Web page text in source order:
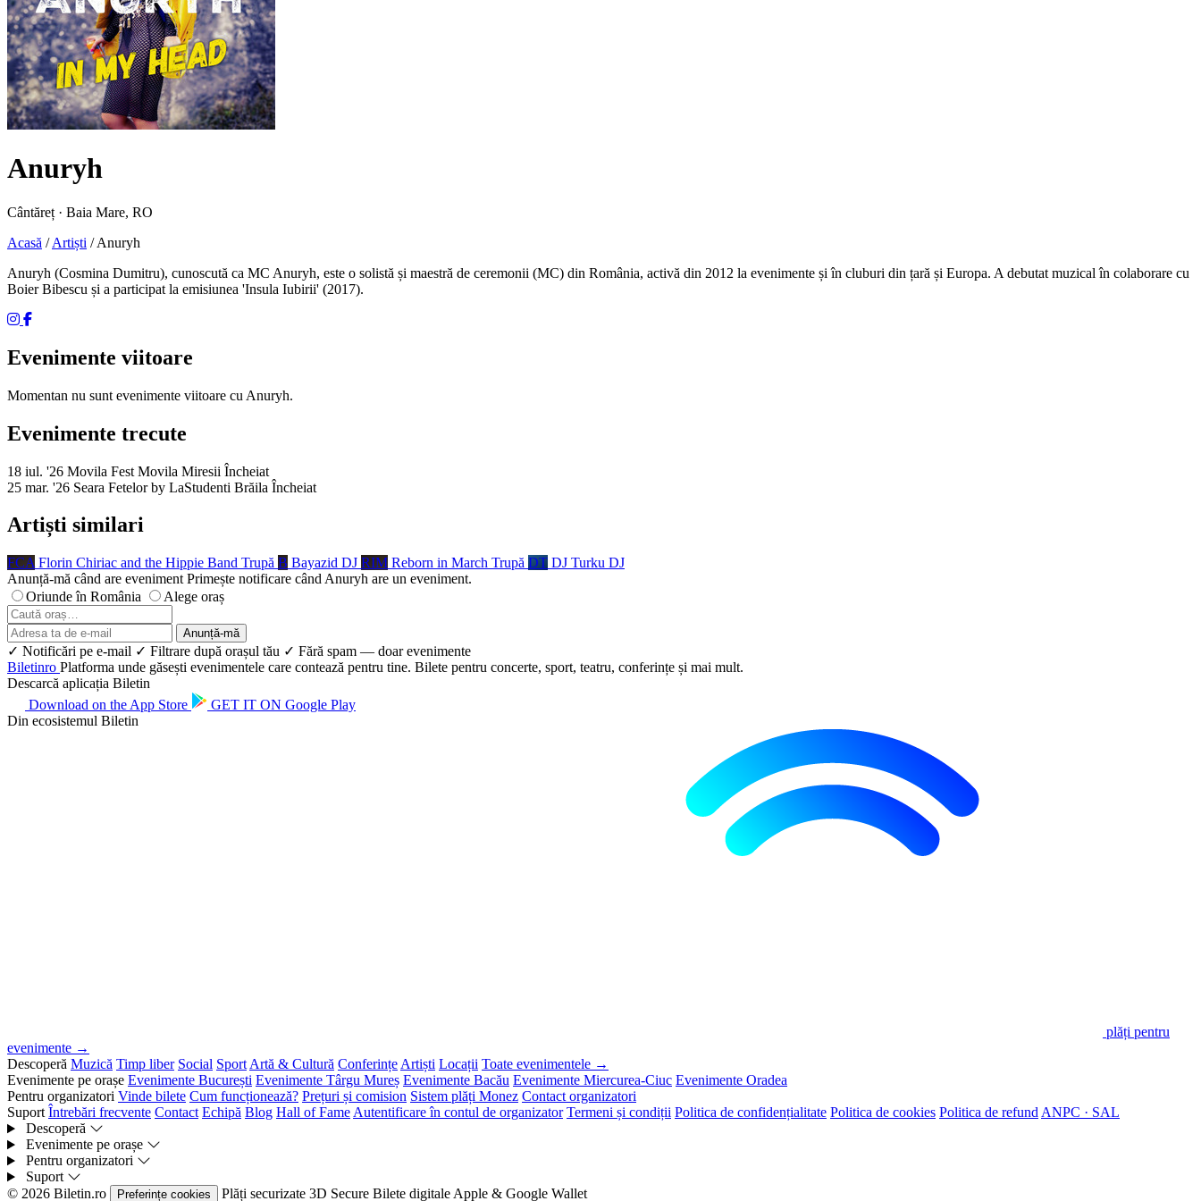
Anuryh
Cântăreț · Baia Mare, RO
Acasă / Artiști / Anuryh
Anuryh (Cosmina Dumitru), cunoscută ca MC Anuryh, este o solistă și maestră de ceremonii (MC) din România, activă din 2012 la evenimente și în cluburi din țară și Europa. A debutat muzical în colaborare cu
Boier Bibescu și a participat la emisiunea 'Insula Iubirii' (2017).
Evenimente viitoare
Momentan nu sunt evenimente viitoare cu Anuryh.
Evenimente trecute
18 iul. '26 Movila Fest Movila Miresii Încheiat
25 mar. '26 Seara Fetelor by LaStudenti Brăila Încheiat
Artiști similari
FCA Florin Chiriac and the Hippie Band Trupă B Bayazid DJ RIM Reborn in March Trupă DT DJ Turku DJ
Anunță-mă când are eveniment Primește notificare când Anuryh are un eveniment.
Oriunde în România
Alege oraș
Anunță-mă
✓ Notificări pe e-mail ✓ Filtrare după orașul tău ✓ Fără spam — doar evenimente
Biletinro Platforma unde găsești evenimentele care contează pentru tine. Bilete pentru concerte, sport, teatru, conferințe și mai mult.
Descarcă aplicația Biletin
Download on the App Store GET IT ON Google Play
Din ecosistemul Biletin
plăți pentru
evenimente →
Descoperă Muzică Timp liber Social Sport Artă & Cultură Conferințe Artiști Locații Toate evenimentele →
Evenimente pe orașe Evenimente București Evenimente Târgu Mureș Evenimente Bacău Evenimente Miercurea-Ciuc Evenimente Oradea
Pentru organizatori Vinde bilete Cum funcționează? Prețuri și comision Sistem plăți Monez Contact organizatori
Suport Întrebări frecvente Contact Echipă Blog Hall of Fame Autentificare în contul de organizator Termeni și condiții Politica de confidențialitate Politica de cookies Politica de refund ANPC · SAL
Descoperă
Evenimente pe orașe
Pentru organizatori
Suport
© 2026 Biletin.ro
Preferințe cookies Plăți securizate 3D Secure Bilete digitale Apple & Google Wallet